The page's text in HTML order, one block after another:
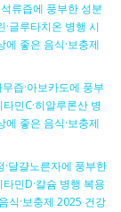
류즙에 풍부한 성분
글루타치온 병행 시
좋은 음식·보충제
즙·아보카도에 풍부
민C·히알루론산 병
좋은 음식·보충제
달걀노른자에 풍부한
민D·칼슘 병행 복용
식·보충제 2025 건강